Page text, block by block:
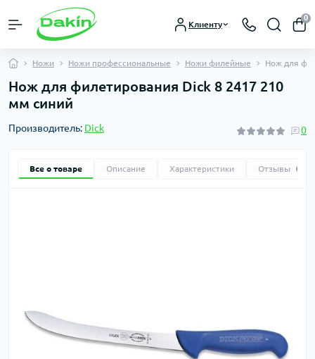
Клиенту
0
Ножи Ножи профессиональные Ножи филейные Нож для
Нож для филетирования Dick 8 2417 210
мм синий
Производитель: Dick 0
Все о товаре Описание Характеристики Отзывы